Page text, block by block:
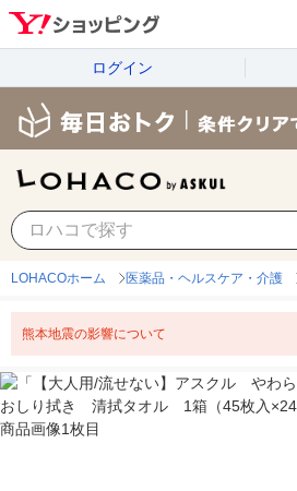
ログイン
LOHACOホーム 医薬品・ヘルスケア・介護
熊本地震の影響について